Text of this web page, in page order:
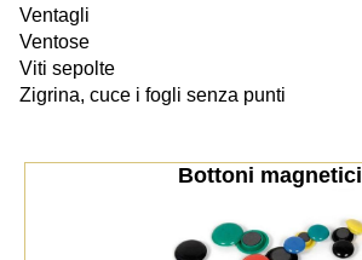
Ventagli
Ventose
Viti sepolte
Zigrina, cuce i fogli senza punti
Bottoni magnetici